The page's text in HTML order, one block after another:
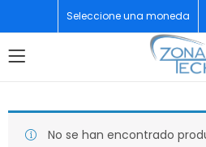
Seleccione una moneda
No se han encontrado